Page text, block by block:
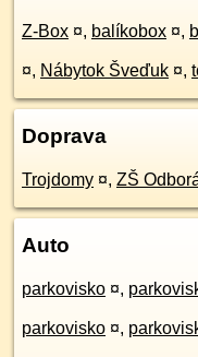
Z-Box ¤, balíkobox ¤,
¤, Nábytok Šveďuk ¤,
Doprava
Trojdomy ¤, ZŠ
Auto
parkovisko ¤,
parkovisko ¤,